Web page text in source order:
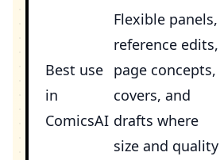
Best use
in
ComicsAI
Flexible panels,
reference edits,
page concepts,
covers, and
drafts where
size and quality